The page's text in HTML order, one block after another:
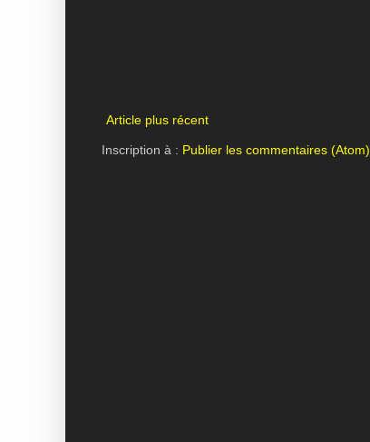
Article plus récent
Inscription à : Publier les commentaires (Atom)